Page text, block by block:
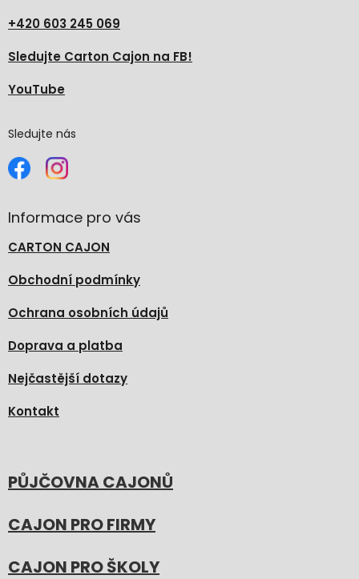
+420 603 245 069
Sledujte Carton Cajon na FB!
YouTube
Sledujte nás
Informace pro vás
CARTON CAJON
Obchodní podmínky
Ochrana osobních údajů
Doprava a platba
Nejčastější dotazy
Kontakt
PŮJČOVNA CAJONŮ
CAJON PRO FIRMY
CAJON PRO ŠKOLY